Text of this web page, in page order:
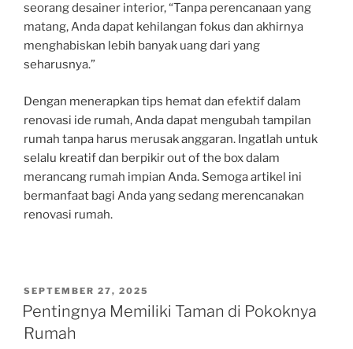
seorang desainer interior, “Tanpa perencanaan yang
matang, Anda dapat kehilangan fokus dan akhirnya
menghabiskan lebih banyak uang dari yang
seharusnya.”
Dengan menerapkan tips hemat dan efektif dalam
renovasi ide rumah, Anda dapat mengubah tampilan
rumah tanpa harus merusak anggaran. Ingatlah untuk
selalu kreatif dan berpikir out of the box dalam
merancang rumah impian Anda. Semoga artikel ini
bermanfaat bagi Anda yang sedang merencanakan
renovasi rumah.
POSTED
ON
SEPTEMBER 27, 2025
Pentingnya Memiliki Taman di Pokoknya
Rumah